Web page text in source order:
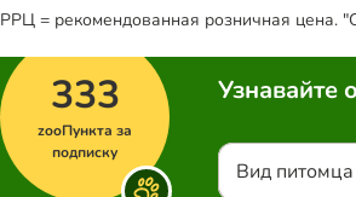
РРЦ = рекомендованная розничная цена.
333
zooПункта за
подписку
Узнавайте
Вид питомца